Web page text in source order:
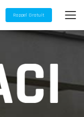
Rappel Gratuit